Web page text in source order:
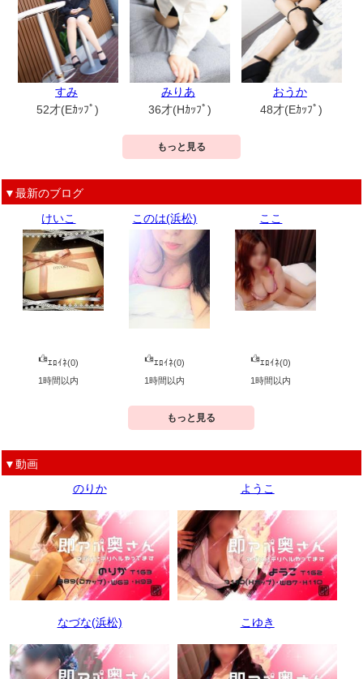
すみ
52才(Eｶｯﾌﾟ)
みりあ
36才(Hｶｯﾌﾟ)
おうか
48才(Eｶｯﾌﾟ)
もっと見る
▼最新のブログ
けいこ
ｴﾛｲﾈ(0)
1時間以内
このは(浜松)
ｴﾛｲﾈ(0)
1時間以内
ここ
ｴﾛｲﾈ(0)
1時間以内
もっと見る
▼動画
のりか
ようこ
なづな(浜松) こゆき